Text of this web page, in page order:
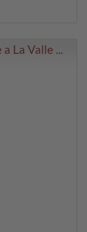
La Valle ...